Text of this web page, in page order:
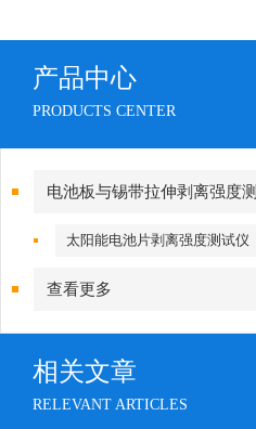
产品中心
PRODUCTS CENTER
电池板与锡带拉伸剥离强度测
试仪 太阳能电池片剥离强度测试仪
查看更多
相关文章
RELEVANT ARTICLES